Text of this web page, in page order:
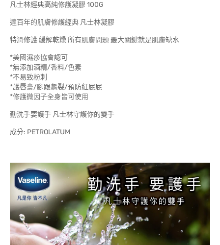
凡士林經典高純修護凝膠 100G
達百年的肌膚修護經典 凡士林凝膠
特潤修護 緩解乾燥 所有肌膚問題 最大關鍵就是肌膚缺水
*美國濕疹協會認可
*無添加酒精/香料/色素
*不易致粉刺
*護唇膏/腳跟龜裂/預防紅屁屁
*修護微因子全身皆可使用
勤洗手要護手 凡士林守護你的雙手
成分: PETROLATUM